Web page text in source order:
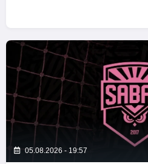
05.08.2026 - 19:57